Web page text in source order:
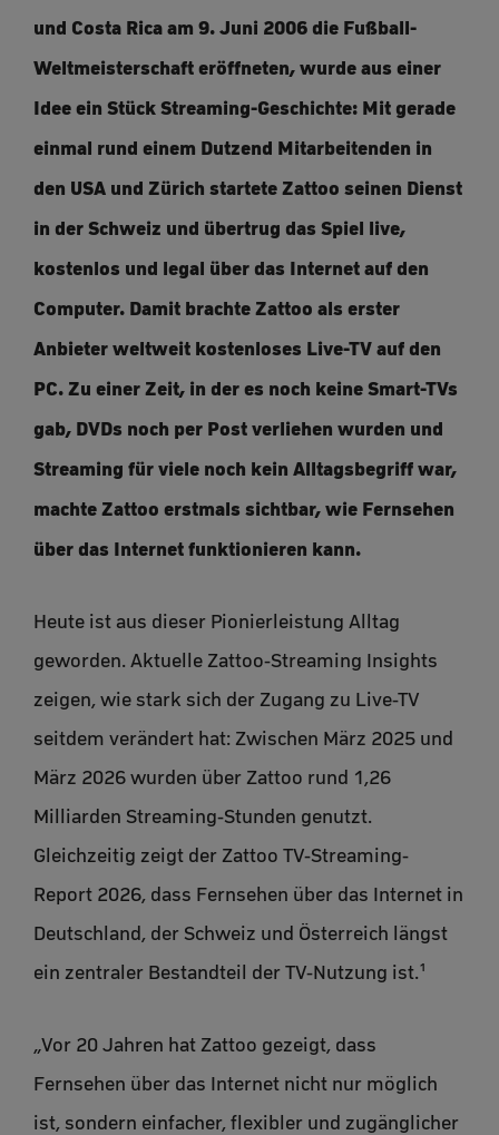
und Costa Rica am 9. Juni 2006 die Fußball-
Weltmeisterschaft eröffneten, wurde aus einer
Idee ein Stück Streaming-Geschichte: Mit gerade
einmal rund einem Dutzend Mitarbeitenden in
den USA und Zürich startete Zattoo seinen Dienst
in der Schweiz und übertrug das Spiel live,
kostenlos und legal über das Internet auf den
Computer. Damit brachte Zattoo als erster
Anbieter weltweit kostenloses Live-TV auf den
PC. Zu einer Zeit, in der es noch keine Smart-TVs
gab, DVDs noch per Post verliehen wurden und
Streaming für viele noch kein Alltagsbegriff war,
machte Zattoo erstmals sichtbar, wie Fernsehen
über das Internet funktionieren kann.
Heute ist aus dieser Pionierleistung Alltag
geworden. Aktuelle Zattoo-Streaming Insights
zeigen, wie stark sich der Zugang zu Live-TV
seitdem verändert hat: Zwischen März 2025 und
März 2026 wurden über Zattoo rund 1,26
Milliarden Streaming-Stunden genutzt.
Gleichzeitig zeigt der Zattoo TV-Streaming-
Report 2026, dass Fernsehen über das Internet in
Deutschland, der Schweiz und Österreich längst
ein zentraler Bestandteil der TV-Nutzung ist.¹
„Vor 20 Jahren hat Zattoo gezeigt, dass
Fernsehen über das Internet nicht nur möglich
ist, sondern einfacher, flexibler und zugänglicher